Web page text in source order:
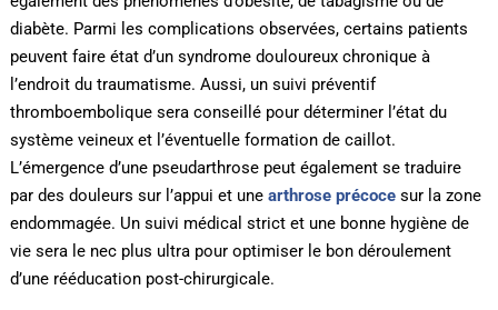
diabète. Parmi les complications observées, certains patients
peuvent faire état d’un syndrome douloureux chronique à
l’endroit du traumatisme. Aussi, un suivi préventif
thromboembolique sera conseillé pour déterminer l’état du
système veineux et l’éventuelle formation de caillot.
L’émergence d’une pseudarthrose peut également se traduire
par des douleurs sur l’appui et une arthrose précocesur la zone
endommagée. Un suivi médical strict et une bonne hygiène de
vie sera le nec plus ultra pour optimiser le bon déroulement
d’une rééducation post-chirurgicale.